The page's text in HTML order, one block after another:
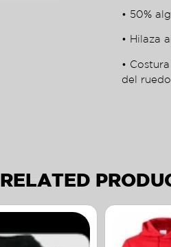
• 50%
• Hilaza
•
del
RELATED